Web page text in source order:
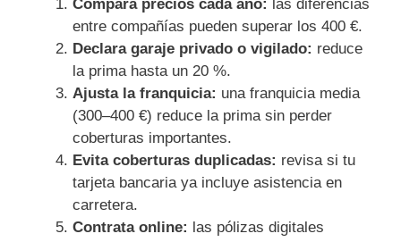
Compara precios cada año: las diferencias
entre compañías pueden superar los 400 €.
Declara garaje privado o vigilado: reduce
la prima hasta un 20 %.
Ajusta la franquicia: una franquicia media
(300–400 €) reduce la prima sin perder
coberturas importantes.
Evita coberturas duplicadas: revisa si tu
tarjeta bancaria ya incluye asistencia en
carretera.
Contrata online: las pólizas digitales